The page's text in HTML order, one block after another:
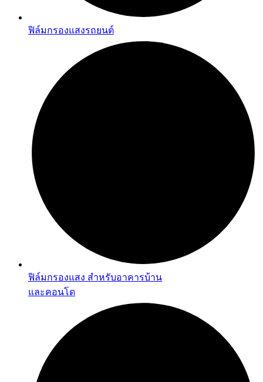
ฟิล์มกรองแสงรถยนต์
ฟิล์มกรองแสง สำหรับอาคารบ้าน
และคอนโด